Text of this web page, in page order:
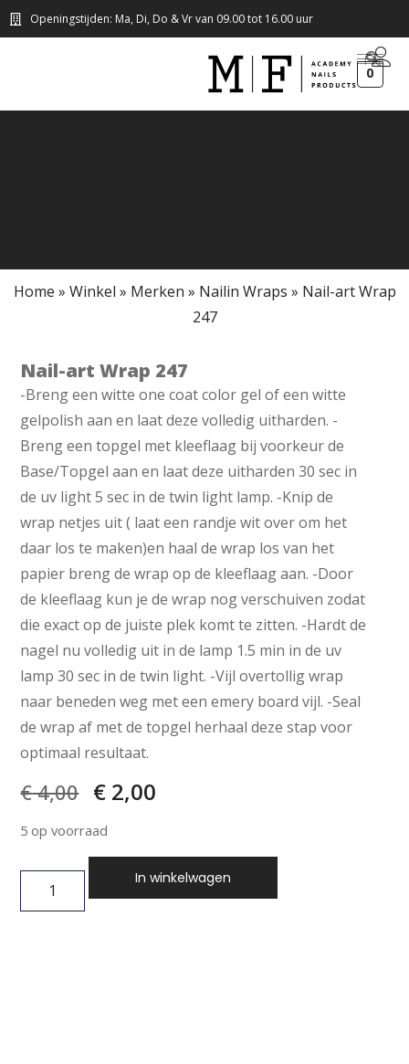
Openingstijden: Ma, Di, Do & Vr van 09.00 tot 16.00 uur
0
Home » Winkel » Merken » Nailin Wraps » Nail-art Wrap
247
Nail-art Wrap 247
-Breng een witte one coat color gel of een witte
gelpolish aan en laat deze volledig uitharden. -
Breng een topgel met kleeflaag bij voorkeur de
Base/Topgel aan en laat deze uitharden 30 sec in
de uv light 5 sec in de twin light lamp. -Knip de
wrap netjes uit ( laat een randje wit over om het
daar los te maken)en haal de wrap los van het
papier breng de wrap op de kleeflaag aan. -Door
de kleeflaag kun je de wrap nog verschuiven zodat
die exact op de juiste plek komt te zitten. -Hardt de
nagel nu volledig uit in de lamp 1.5 min in de uv
lamp 30 sec in de twin light. -Vijl overtollig wrap
naar beneden weg met een emery board vijl. -Seal
de wrap af met de topgel herhaal deze stap voor
optimaal resultaat.
€4,00 € 2,00
5 op voorraad
In winkelwagen